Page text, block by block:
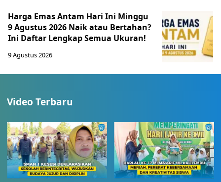
Harga Emas Antam Hari Ini Minggu
9 Agustus 2026 Naik atau Bertahan?
Ini Daftar Lengkap Semua Ukuran!
9 Agustus 2026
Video Terbaru